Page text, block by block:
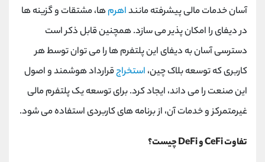
آسان خدمات مالی پیشرفته ماننداهرم‌ها، مشتقات و گزینه ‌ها
در دیفای را امکان‌ پذیر می ‌سازد. همچنین قابل ذکر است
دسترسی آسان به دیفای این پلتفرم ‌ها را می‌ توان توسط هر
کاربری که توسعه بلاک چین، استخراجقرارداد هوشمند و اصول
این صنعت را می ‌داند، ایجاد کرد. برای توسعه یک پلتفرم مالی
غیرمتمرکز و خدمات آن، از برنامه های کاربردی استفاده می شود.
تفاوت CeFi و DeFi چیست؟